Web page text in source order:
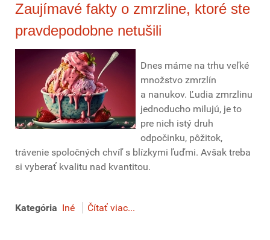
Zaujímavé fakty o zmrzline, ktoré ste
pravdepodobne netušili
Dnes máme na trhu veľké
množstvo zmrzlín
a nanukov. Ľudia zmrzlinu
jednoducho milujú, je to
pre nich istý druh
odpočinku, pôžitok,
trávenie spoločných chvíľ s blízkymi ľuďmi. Avšak treba
si vyberať kvalitu nad kvantitou.
Kategória Iné Čítať viac...